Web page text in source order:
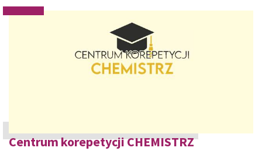
Centrum korepetycji CHEMISTRZ